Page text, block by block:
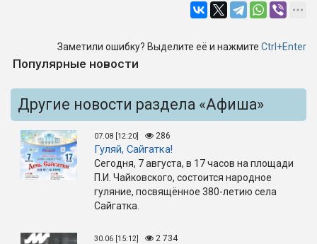
Заметили ошибку? Выделите её и нажмите Ctrl+Enter
Популярные новости
Другие новости раздела «Афиша»
07.08 [12:20] 286
Гуляй, Сайгатка!
Сегодня, 7 августа, в 17 часов на площади
П.И. Чайковского, состоится народное
гуляние, посвящённое 380-летию села
Сайгатка.
30.06 [15:12] 2 734